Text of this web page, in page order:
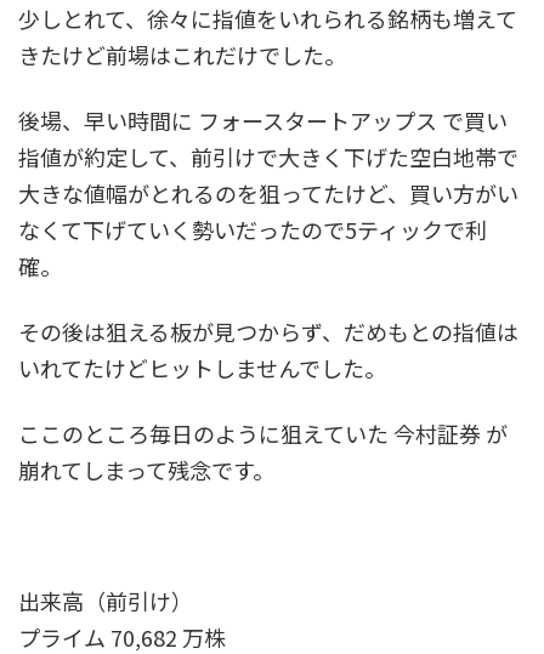
少しとれて、徐々に指値をいれられる銘柄も増えて
きたけど前場はこれだけでした。
後場、早い時間に フォースタートアップス で買い
指値が約定して、前引けで大きく下げた空白地帯で
大きな値幅がとれるのを狙ってたけど、買い方がい
なくて下げていく勢いだったので5ティックで利
確。
その後は狙える板が見つからず、だめもとの指値は
いれてたけどヒットしませんでした。
ここのところ毎日のように狙えていた 今村証券 が
崩れてしまって残念です。
出来高（前引け）
プライム 70,682 万株